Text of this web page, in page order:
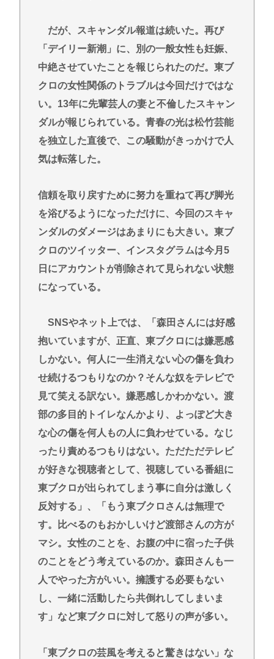
だが、スキャンダル報道は続いた。再び
「デイリー新潮」に、別の一般女性も妊娠、
中絶させていたことを報じられたのだ。東ブ
クロの女性関係のトラブルは今回だけではな
い。13年に先輩芸人の妻と不倫したスキャン
ダルが報じられている。青春の光は松竹芸能
を独立した直後で、この騒動がきっかけで人
気は転落した。
信頼を取り戻すために努力を重ねて再び脚光
を浴びるようになっただけに、今回のスキャ
ンダルのダメージはあまりにも大きい。東ブ
クロのツイッター、インスタグラムは今月5
日にアカウントが削除されて見られない状態
になっている。
SNSやネット上では、「森田さんには好感
抱いていますが、正直、東ブクロには嫌悪感
しかない。何人に一生消えない心の傷を負わ
せ続けるつもりなのか？そんな奴をテレビで
見て笑える訳ない。嫌悪感しかわかない。渡
部の多目的トイレなんかより、よっぽど大き
な心の傷を何人もの人に負わせている。なじ
ったり責めるつもりはない。ただただテレビ
が好きな視聴者として、視聴している番組に
東ブクロが出られてしまう事に自分は激しく
反対する」、「もう東ブクロさんは無理で
す。比べるのもおかしいけど渡部さんの方が
マシ。女性のことを、お腹の中に宿った子供
のことをどう考えているのか。森田さんも一
人でやった方がいい。擁護する必要もない
し、一緒に活動したら共倒れしてしまいま
す」など東ブクロに対して怒りの声が多い。
「東ブクロの芸風を考えると驚きはない」な